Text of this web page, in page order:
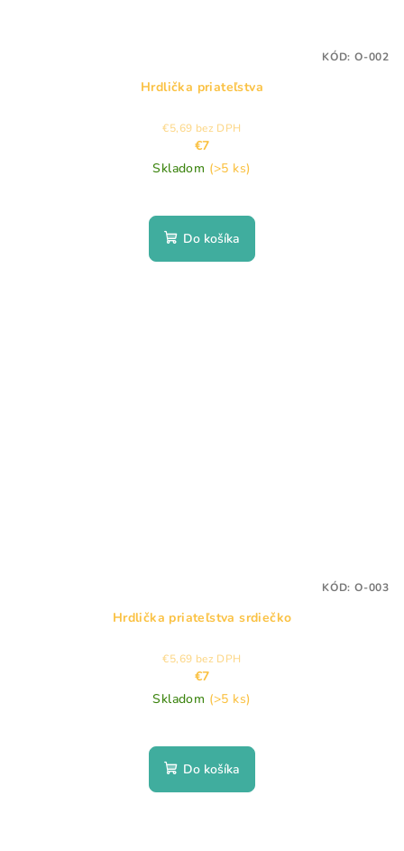
Hrdlička priateľstva
€5,69 bez DPH
€7
Skladom (>5 ks)
Do košíka
KÓD: O-002
Hrdlička priateľstva srdiečko
€5,69 bez DPH
€7
Skladom (>5 ks)
Do košíka
KÓD: O-003